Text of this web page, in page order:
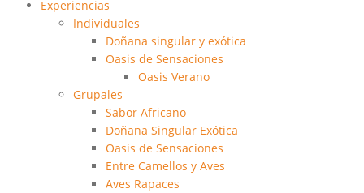
Experiencias
Individuales
Doñana singular y exótica
Oasis de Sensaciones
Oasis Verano
Grupales
Sabor Africano
Doñana Singular Exótica
Oasis de Sensaciones
Entre Camellos y Aves
Aves Rapaces